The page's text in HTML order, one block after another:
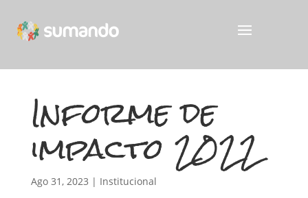
Informe de
impacto 2022
Ago 31, 2023 | Institucional